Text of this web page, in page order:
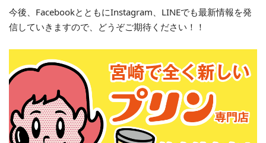
今後、FacebookとともにInstagram、LINEでも最新情報を発
信していきますので、どうぞご期待ください！！